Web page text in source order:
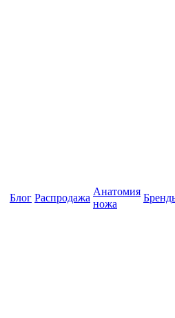
Блог Распродажа
Анатомия
ножа